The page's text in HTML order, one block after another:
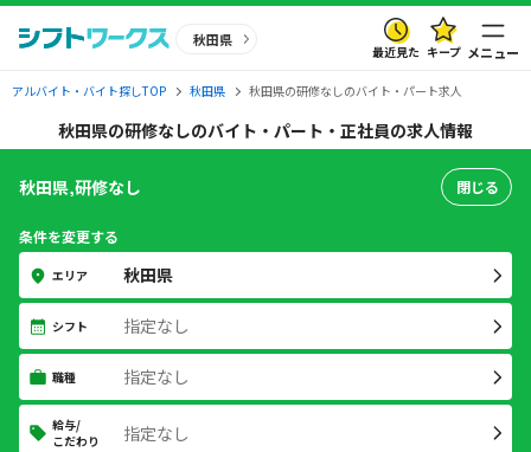
秋田県
最近見た キープ メニュー
アルバイト・バイト探しTOP 秋田県 秋田県の研修なしのバイト・パート求人
秋田県の研修なしのバイト・パート・正社員の求人情報
秋田県,研修なし 閉じる
条件を変更する
エリア 秋田県
シフト 指定なし
職種 指定なし
給与/
こだわり
指定なし